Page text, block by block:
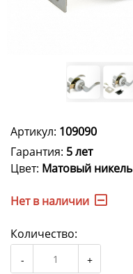
Артикул: 109090
Гарантия: 5 лет
Цвет: Матовый никель
Нет в наличии
Количество: